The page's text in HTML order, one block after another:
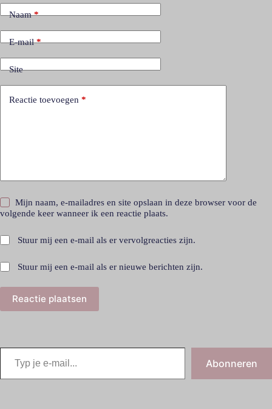
Naam*
E-mail*
Site
Reactie toevoegen *
Mijn naam, e-mailadres en site opslaan in deze browser voor de
volgende keer wanneer ik een reactie plaats.
Stuur mij een e-mail als er vervolgreacties zijn.
Stuur mij een e-mail als er nieuwe berichten zijn.
Reactie plaatsen
Abonneren